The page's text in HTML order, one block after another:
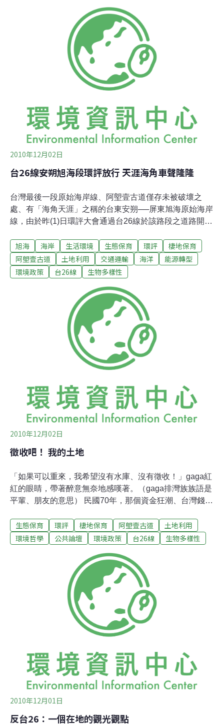
一直沒有道路貫穿，因此保存了原始的動植物生態，這個
地區的低海拔熱帶季風雨林及熱帶海岸林生態系除了住有
49種保育類野生動物及15種稀有植物外，更是保育類動物
椰子蟹及綠蠵龜在台灣最後的棲息地，可以說是東海岸最
後一塊瑰寶。洪輝祥悲働表示，台灣有99%的海岸線因為
道路通過而遭到破壞，如果交通部為了填滿環島公路這1%
的缺口執意開發，帶來大量車流及觀光人潮，美麗的淨土
就會因此被破壞殆盡，台灣本島僅存的椰子蟹重要棲息地
2010年12月02日
台26線安朔旭海段環評放行 天涯海角車聲隆隆
台灣最後一段原始海岸線、阿塱壹古道僅存未被破壞之
處、有「海角天涯」之稱的台東安朔──屏東旭海原始海岸
線，由於昨(1)日環評大會通過台26線於該路段之道路開發
屏東分會、屏東縣教師會生態教育中心、千里步道籌畫中
心等保團體發表聲明，譴責環保署漠視本案已在行政院永
續會、農委會、屏東縣政府重啟評估程序，且監察院即將
於8、9兩日現勘之際，火速通過；且召開環評大會，卻未
事先通知相關團體與地方政府列席說明，認為是嚴重行政
疏失。本計畫為公路總局台26線安朔旭海段道路修建工
程，9月1日於環評專案小組審查後有條件通過，昨日再通
過環評大會審查。開放討論階段：環委意見不一台26線安
朔旭海段(1-4標隧道路廊方案)全長6.93公里，依據公路總
局報告，改善方案已包括將道路寬度由12公尺縮減為9公
尺。另為保存阿塱壹古道，將採隧道路廊方式，新增隧道
旭海 海岸 生活環境 生態保育 環評
棲地保育
阿塱壹古道
土地利用 交通運輸 海洋
能源轉型
環境政策
台26線 生物多樣性
2010年12月02日
徵收吧！ 我的土地
「如果可以重來，我希望沒有水庫、沒有徵收！」gaga紅
紅的眼睛，帶著醉意無奈地感嘆著。（gaga排灣族族語是
平輩、朋友的意思） 民國70年，那個資金狂潮、台灣錢淹
列車。各式型號、廠牌的進口車在彎曲窄隘的199縣道上
奔馳，部落裡矮小簡陋的屋舍被一棟棟別墅型水泥樓房取
子。啟動茄芝萊部落經濟列車的並不是讓資金快速累積的
加工產品外銷，而是所謂的民生基礎建設－－牡丹水庫。
水庫預定地主要以種植水稻為主，政策確定後水田幾乎都
改種果樹，也常常聽到大人們談論著要搶種果樹。蓋水庫
除了土地會被徵收外，政府還必須賠償地上物，搶種果樹
可以讓地上物的賠償金更高。許多人就靠著牡丹水庫的土
地徵收以及地上物賠償致富，gaga家也是一樣，而且賠償
寬為雙向道，寬敞的
生態保育 環評 棲地保育 阿塱壹古道
土地利用
環境哲學
公共論壇 環境政策 台26線 生物多樣性
2010年12月01日
反台26：一個在地的觀光觀點